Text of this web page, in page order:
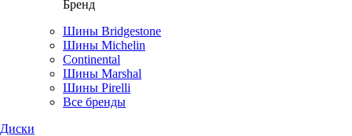
Бренд
Шины Bridgestone
Шины Michelin
Continental
Шины Marshal
Шины Pirelli
Все бренды
Диски